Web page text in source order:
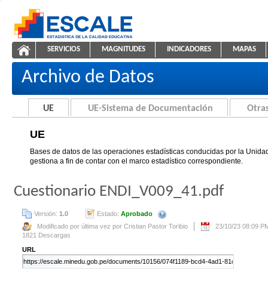
ESCALE - Unidad de Estadística Educativa
UE
NAVEGACIÓN
SERVICIOS MAGNITUDES INDICADORES MAPAS
Archivo de Datos
UE UE-Sistema de Documentación
UE
Bases de datos de las operaciones estadísticas conducidas por la
gestiona a fin de contar con el marco estadístico correspondiente.
Cuestionario ENDI_V009_41.pdf
Versión: 1.0 Estado: Aprobado
Modificado por última vez por Cristian Pastor Toribio
23/10/23 08:09
1821 Descargas
URL